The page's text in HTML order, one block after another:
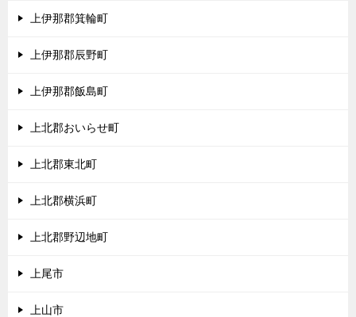
上伊那郡箕輪町
上伊那郡辰野町
上伊那郡飯島町
上北郡おいらせ町
上北郡東北町
上北郡横浜町
上北郡野辺地町
上尾市
上山市